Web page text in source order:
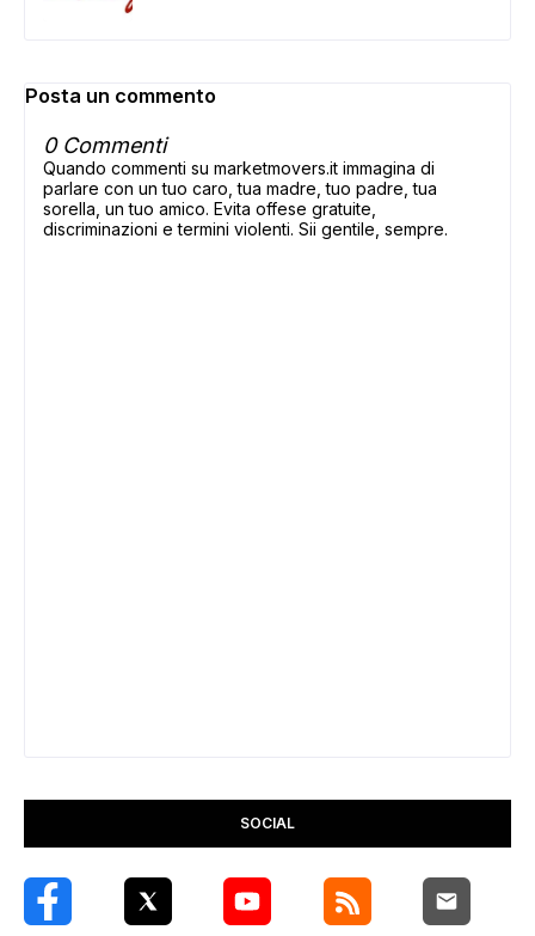
Posta un commento
0 Commenti
Quando commenti su marketmovers.it immagina di
parlare con un tuo caro, tua madre, tuo padre, tua
sorella, un tuo amico. Evita offese gratuite,
discriminazioni e termini violenti. Sii gentile, sempre.
SOCIAL